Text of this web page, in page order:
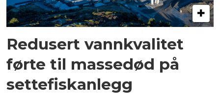
Redusert vannkvalitet
førte til massedød på
settefiskanlegg